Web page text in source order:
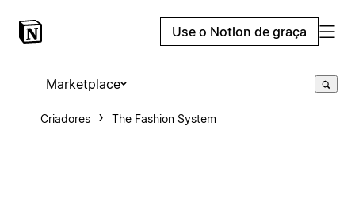
Use o Notion de graça
Marketplace
Criadores The Fashion System